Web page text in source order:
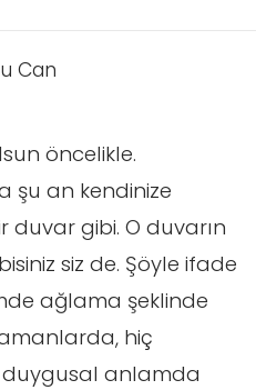
Can
öncelikle.
şu an kendinize
duvar gibi. O duvarın
siz de. Şöyle ifade
ağlama şeklinde
hiç
anlamda